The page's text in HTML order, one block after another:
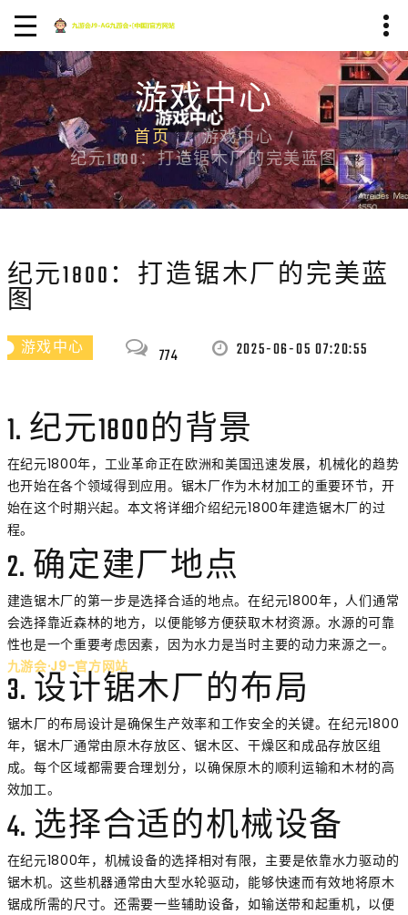
游戏中心
首页
游戏中心
纪元1800：打造锯木厂的完美蓝图
纪元1800：打造锯木厂的完美蓝
图
游戏中心 774 2025-06-05 07:20:55
1. 纪元1800的背景
在纪元1800年，工业革命正在欧洲和美国迅速发展，机械化的趋势
也开始在各个领域得到应用。锯木厂作为木材加工的重要环节，开
始在这个时期兴起。本文将详细介绍纪元1800年建造锯木厂的过
程。
2. 确定建厂地点
建造锯木厂的第一步是选择合适的地点。在纪元1800年，人们通常
会选择靠近森林的地方，以便能够方便获取木材资源。水源的可靠
性也是一个重要考虑因素，因为水力是当时主要的动力来源之一。
九游会·J9-官方网站
3. 设计锯木厂的布局
锯木厂的布局设计是确保生产效率和工作安全的关键。在纪元1800
年，锯木厂通常由原木存放区、锯木区、干燥区和成品存放区组
成。每个区域都需要合理划分，以确保原木的顺利运输和木材的高
效加工。
4. 选择合适的机械设备
在纪元1800年，机械设备的选择相对有限，主要是依靠水力驱动的
锯木机。这些机器通常由大型水轮驱动，能够快速而有效地将原木
锯成所需的尺寸。还需要一些辅助设备，如输送带和起重机，以便